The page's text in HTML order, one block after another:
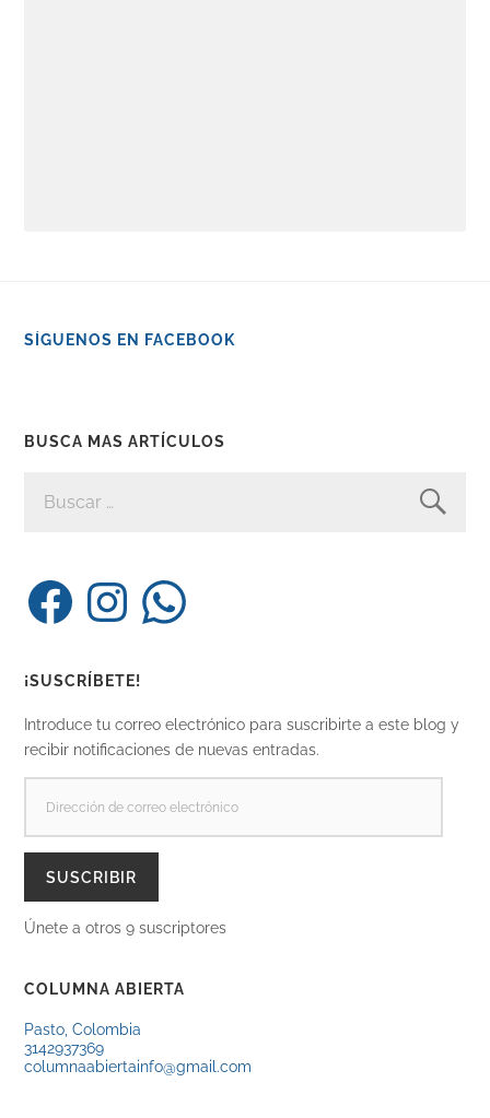
SÍGUENOS EN FACEBOOK
BUSCA MAS ARTÍCULOS
FacebookInstagramWhatsApp
¡SUSCRÍBETE!
Introduce tu correo electrónico para suscribirte a este blog y
recibir notificaciones de nuevas entradas.
CORREO
SUSCRIBIR
Únete a otros 9 suscriptores
COLUMNA ABIERTA
Pasto, Colombia
3142937369
columnaabiertainfo@gmail.com